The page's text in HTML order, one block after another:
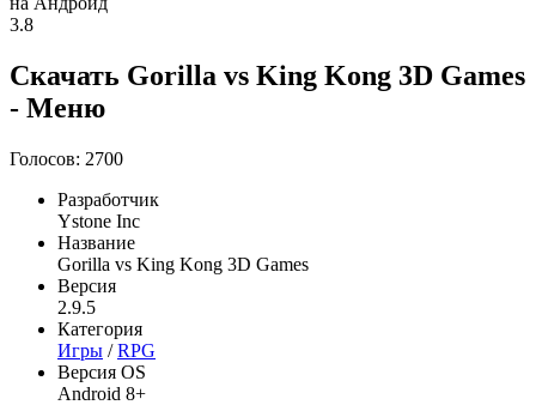
3.8
Скачать Gorilla vs King Kong 3D Games
- Меню
Голосов: 2700
Разработчик
Ystone Inc
Название
Gorilla vs King Kong 3D Games
Версия
2.9.5
Категория
Игры /RPG
Версия OS
Android 8+